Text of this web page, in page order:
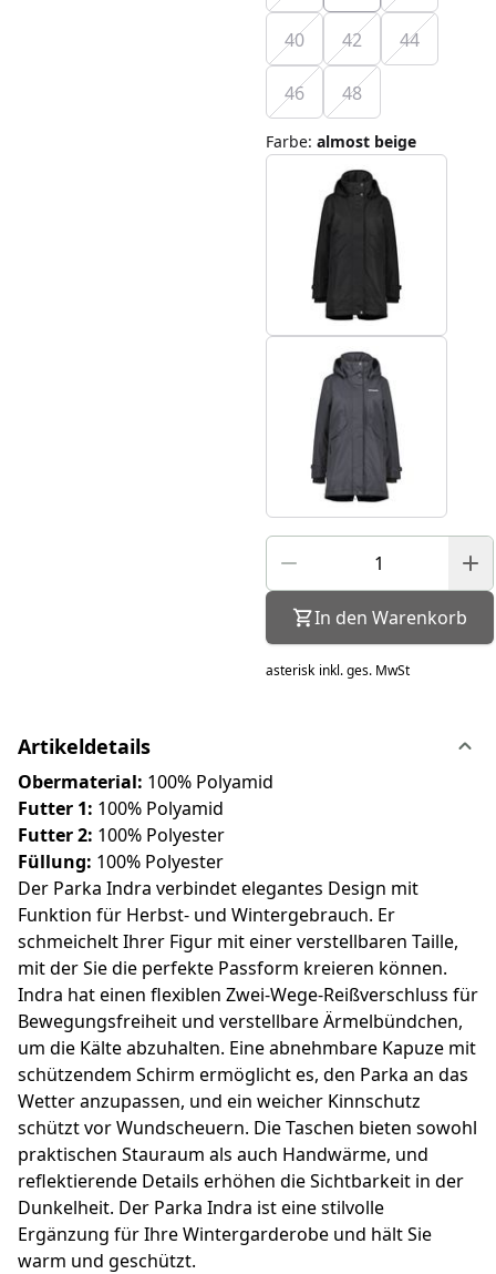
40 42 44
46 48
Farbe: almost beige
In den Warenkorb
asterisk inkl. ges. MwSt
Artikeldetails
Obermaterial: 100% Polyamid
Futter 1: 100% Polyamid
Futter 2: 100% Polyester
Füllung: 100% Polyester
Der Parka Indra verbindet elegantes Design mit
Funktion für Herbst- und Wintergebrauch. Er
schmeichelt Ihrer Figur mit einer verstellbaren Taille,
mit der Sie die perfekte Passform kreieren können.
Indra hat einen flexiblen Zwei-Wege-Reißverschluss für
Bewegungsfreiheit und verstellbare Ärmelbündchen,
um die Kälte abzuhalten. Eine abnehmbare Kapuze mit
schützendem Schirm ermöglicht es, den Parka an das
Wetter anzupassen, und ein weicher Kinnschutz
schützt vor Wundscheuern. Die Taschen bieten sowohl
praktischen Stauraum als auch Handwärme, und
reflektierende Details erhöhen die Sichtbarkeit in der
Dunkelheit. Der Parka Indra ist eine stilvolle
Ergänzung für Ihre Wintergarderobe und hält Sie
warm und geschützt.